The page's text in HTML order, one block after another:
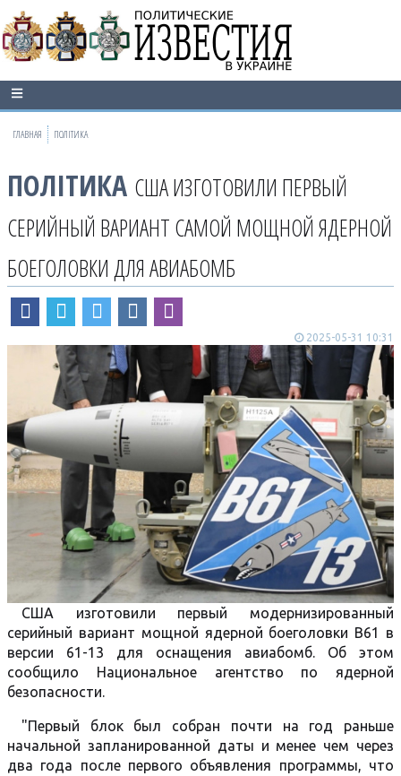
ГЛАВНАЯ ПОЛІТИКА
ПОЛІТИКА США ИЗГОТОВИЛИ ПЕРВЫЙ
СЕРИЙНЫЙ ВАРИАНТ САМОЙ МОЩНОЙ ЯДЕРНОЙ
БОЕГОЛОВКИ ДЛЯ АВИАБОМБ
2025-05-31 10:31
США изготовили первый модернизированный
серийный вариант мощной ядерной боеголовки В61 в
версии 61-13 для оснащения авиабомб. Об этом
сообщило Национальное агентство по ядерной
безопасности.
"Первый блок был собран почти на год раньше
начальной запланированной даты и менее чем через
два года после первого объявления программы, что